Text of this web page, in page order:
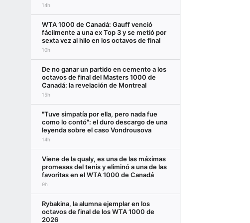
14h
WTA 1000 de Canadá: Gauff venció
fácilmente a una ex Top 3 y se metió por
sexta vez al hilo en los octavos de final
10h
De no ganar un partido en cemento a los
octavos de final del Masters 1000 de
Canadá: la revelación de Montreal
15h
"Tuve simpatía por ella, pero nada fue
como lo contó": el duro descargo de una
leyenda sobre el caso Vondrousova
14h
Viene de la qualy, es una de las máximas
promesas del tenis y eliminó a una de las
favoritas en el WTA 1000 de Canadá
9h
Rybakina, la alumna ejemplar en los
octavos de final de los WTA 1000 de
2026